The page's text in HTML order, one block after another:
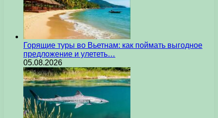
Горящие туры во Вьетнам: как поймать выгодное
предложение и улететь…
05.08.2026